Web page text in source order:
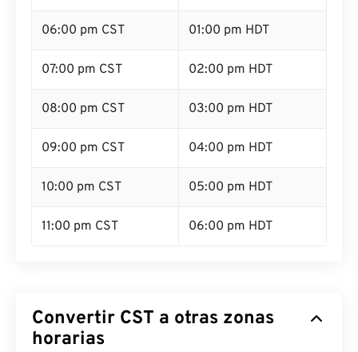
06:00 pm CST 01:00 pm HDT
07:00 pm CST 02:00 pm HDT
08:00 pm CST 03:00 pm HDT
09:00 pm CST 04:00 pm HDT
10:00 pm CST 05:00 pm HDT
11:00 pm CST 06:00 pm HDT
Convertir CST a otras zonas
horarias